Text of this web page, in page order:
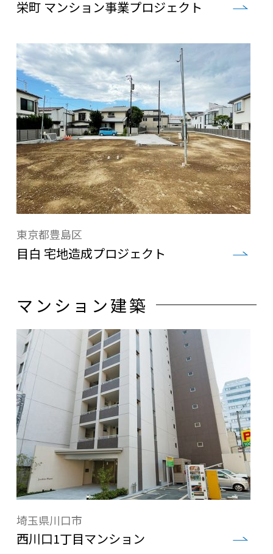
栄町 マンション事業プロジェクト
東京都豊島区
目白 宅地造成プロジェクト
マンション建築
埼玉県川口市
西川口1丁目マンション